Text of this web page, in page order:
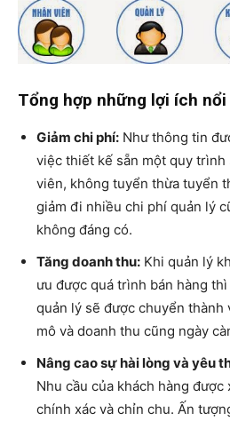
Tổng hợp những lợi ích nổi
Giảm chi phí: Như thông tin
việc thiết kế sẵn một quy
viên, không tuyển thừa tuyển
giảm đi nhiều chi phí quản lý
không đáng có.
Tăng doanh thu: Khi quản lý
ưu được quá trình bán hàng
quản lý sẽ được chuyển thành
mô và doanh thu cũng ngày
Nâng cao sự hài lòng và yêu
Nhu cầu của khách hàng được
chính xác và chỉn chu. Ấn